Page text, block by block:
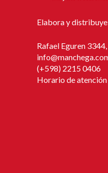
Elabora y
Rafael Eguren
(+598) 2215 0406
Horario de atención